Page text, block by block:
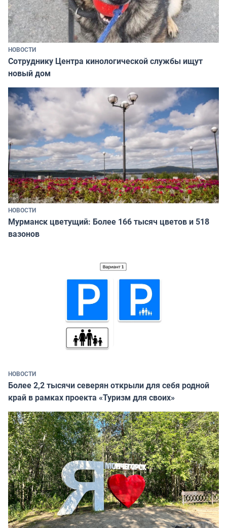
НОВОСТИ
Сотруднику Центра кинологической службы ищут
новый дом
НОВОСТИ
Мурманск цветущий: Более 166 тысяч цветов и 518
вазонов
НОВОСТИ
Более 2,2 тысячи северян открыли для себя родной
край в рамках проекта «Туризм для своих»